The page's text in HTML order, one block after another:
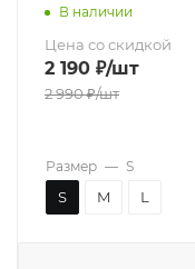
В наличии
Цена со скидкой
2 190 ₽/шт
2 990₽/шт
Размер — S
S M L